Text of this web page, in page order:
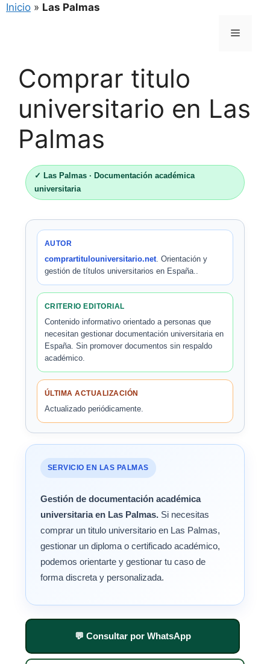
Inicio » Las Palmas
Menú
Comprar titulo
universitario en Las
Palmas
✓ Las Palmas · Documentación académica
universitaria
AUTOR
comprartitulouniversitario.net. Orientación y
gestión de títulos universitarios en España..
CRITERIO EDITORIAL
Contenido informativo orientado a personas que
necesitan gestionar documentación universitaria en
España. Sin promover documentos sin respaldo
académico.
ÚLTIMA ACTUALIZACIÓN
Actualizado periódicamente.
SERVICIO EN LAS PALMAS
Gestión de documentación académica
universitaria en Las Palmas. Si necesitas
comprar un titulo universitario en Las Palmas,
gestionar un diploma o certificado académico,
podemos orientarte y gestionar tu caso de
forma discreta y personalizada.
💬 Consultar por WhatsApp